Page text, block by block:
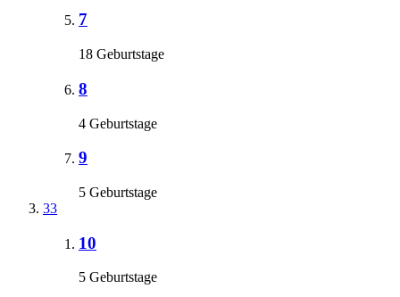
7
18 Geburtstage
8
4 Geburtstage
9
5 Geburtstage
33
10
5 Geburtstage